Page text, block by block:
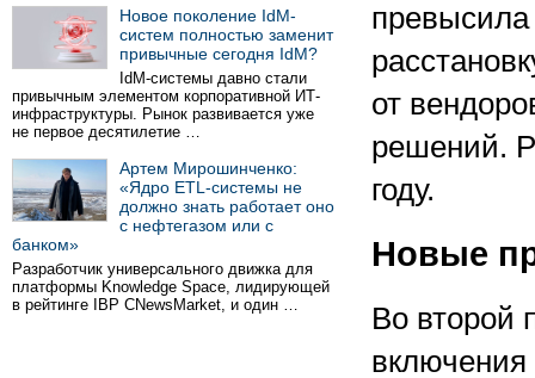
Новое поколение IdM-
систем полностью заменит
привычные сегодня IdM?
IdM-системы давно стали
привычным элементом корпоративной ИТ-
инфраструктуры. Рынок развивается уже
не первое десятилетие …
Артем Мирошинченко:
«Ядро ETL-системы не
должно знать работает оно
с нефтегазом или с
банком»
Разработчик универсального движка для
платформы Knowledge Space, лидирующей
в рейтинге IBP CNewsMarket, и один …
превысила
от
решений.
году.
Новые
Во второй
включения